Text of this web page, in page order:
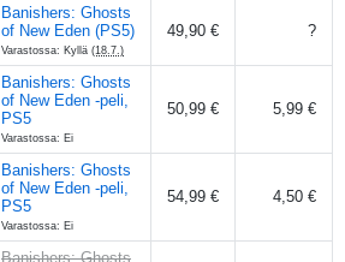
Banishers: Ghosts
of New Eden (PS5)
Varastossa: Kyllä (18.7.)
49,90 € ?
Banishers: Ghosts
of New Eden -peli,
PS5
Varastossa: Ei
50,99 € 5,99 €
Banishers: Ghosts
of New Eden -peli,
PS5
Varastossa: Ei
54,99 € 4,50 €
Banishers: Ghosts